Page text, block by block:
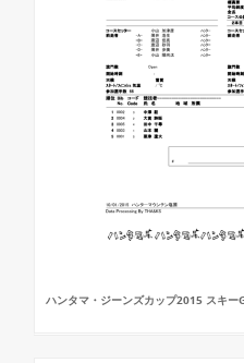
ハンタマ・ジーンズカップ2015 スキー